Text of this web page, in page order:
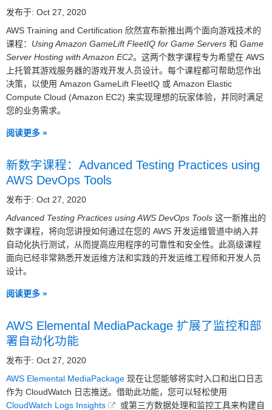
发布于: Oct 27, 2020
AWS Training and Certification 欣然宣布新推出两个面向游戏技术的
课程： Using Amazon GameLift FleetIQ for Game Servers 和 Game
Server Hosting with Amazon EC2。这两个数字课程专为希望在 AWS
上托管其游戏服务器的游戏开发人员设计。每个课程都可帮助您作出
决策，以使用 Amazon GameLift FleetIQ 或 Amazon Elastic
Compute Cloud (Amazon EC2) 来实现理想的玩家体验，并同时满足
您的业务需求。
阅读更多 »
新数字课程：Advanced Testing Practices using
AWS DevOps Tools
发布于: Oct 27, 2020
Advanced Testing Practices using AWS DevOps Tools 这一新推出的
数字课程，将向您讲授如何通过在您的 AWS 开发运维管道中纳入并
自动化执行测试，从而提高应用程序的可靠性和安全性。此高级课程
面向已经非常熟悉开发运维方法和实践的开发运维工程师和开发人员
设计。
阅读更多 »
AWS Elemental MediaPackage 扩展了监控和部
署自动化功能
发布于: Oct 27, 2020
AWS Elemental MediaPackage 现在让您能够将实时入口和出口日志
作为 CloudWatch 日志推送。借助此功能，您可以轻松使用
CloudWatch Logs Insights
或第三方数据处理和监控工具来构建自